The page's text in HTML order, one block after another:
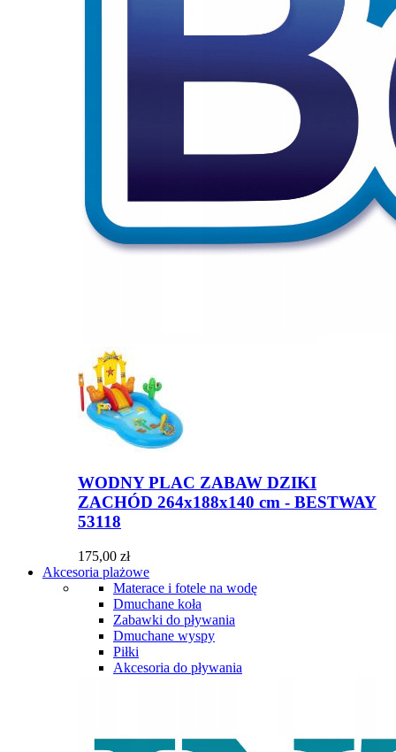
WODNY PLAC ZABAW DZIKI
ZACHÓD 264x188x140 cm - BESTWAY
53118
175,00 zł
Akcesoria plażowe
Materace i fotele na wodę
Dmuchane koła
Zabawki do pływania
Dmuchane wyspy
Piłki
Akcesoria do pływania